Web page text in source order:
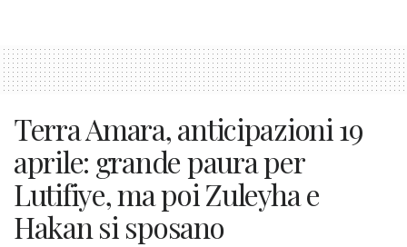
Terra Amara, anticipazioni 19
aprile: grande paura per
Lutifiye, ma poi Zuleyha e
Hakan si sposano